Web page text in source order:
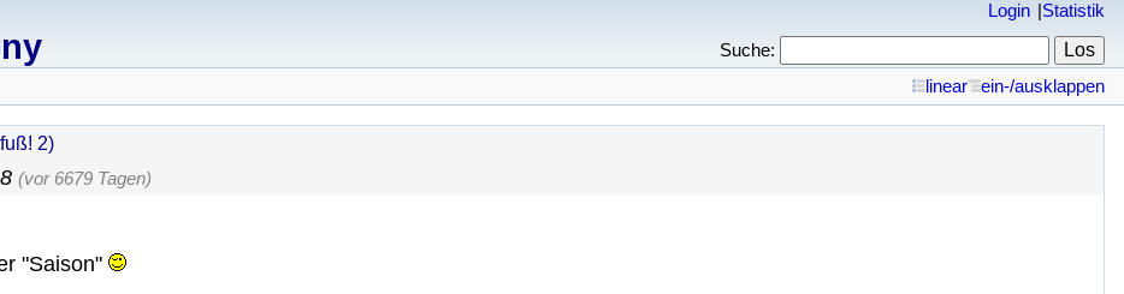
Login
Statistik
Suche:
linear ein-/ausklappen
2)
(vor 6679 Tagen)
"Saison"